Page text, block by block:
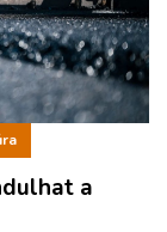
a